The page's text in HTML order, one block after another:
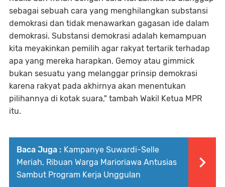
sebagai sebuah cara yang menghilangkan substansi
demokrasi dan tidak menawarkan gagasan ide dalam
demokrasi. Substansi demokrasi adalah kemampuan
kita meyakinkan pemilih agar rakyat tertarik terhadap
apa yang mereka harapkan. Gemoy atau gimmick
bukan sesuatu yang melanggar prinsip demokrasi
karena rakyat pada akhirnya akan menentukan
pilihannya di kotak suara," tambah Wakil Ketua MPR
itu.
Baca Juga : Kampanye Suwardi-Selle
Meriah, Ribuan Warga Marioriawa Antusias
Sambut Program Kerja Unggulan